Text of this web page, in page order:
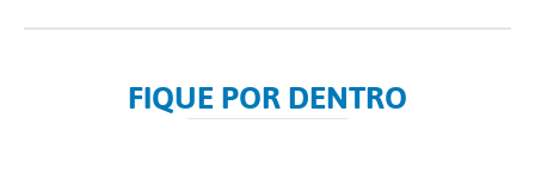
FIQUE POR DENTRO